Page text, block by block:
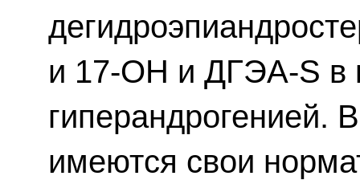
и 17-ОН и ДГЭА-S в
гиперандрогенией.
имеются свои